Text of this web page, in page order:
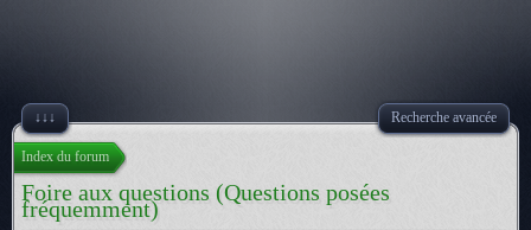
↓↓↓ Recherche avancée
Index du forum
Foire aux questions (Questions posées
fréquemment)